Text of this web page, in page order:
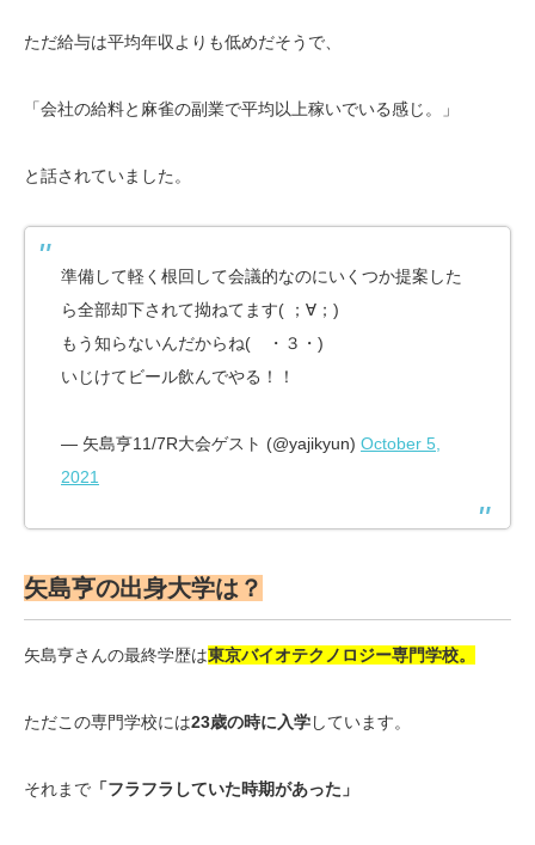
ただ給与は平均年収よりも低めだそうで、
「会社の給料と麻雀の副業で平均以上稼いでいる感じ。」
と話されていました。
準備して軽く根回して会議的なのにいくつか提案した
ら全部却下されて拗ねてます( ；∀；)
もう知らないんだからね( ・３・)
いじけてビール飲んでやる！！
— 矢島亨11/7R大会ゲスト (@yajikyun) October 5,
2021
矢島亨の出身大学は？
矢島亨さんの最終学歴は東京バイオテクノロジー専門学校。
ただこの専門学校には23歳の時に入学しています。
それまで 「フラフラしていた時期があった」